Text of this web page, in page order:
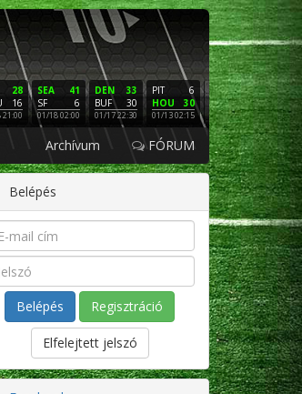
28
16
21:00
41
SEA
6
SF
01/18 02:00
33
DEN
30
BUF
01/17 22:30
6
PIT
30
HOU
01/13 02:15
16
NE
3
LAC
01/12 02:00
PHI
SF
01/11
Archívum FÓRUM
Belépés
Regisztráció
Elfelejtett jelszó